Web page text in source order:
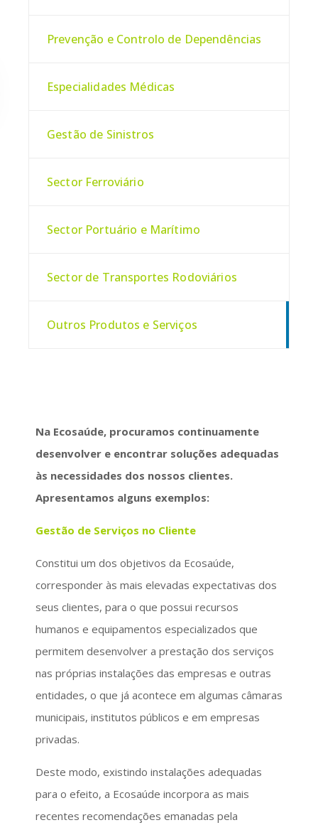
Prevenção e Controlo de Dependências
Especialidades Médicas
Gestão de Sinistros
Sector Ferroviário
Sector Portuário e Marítimo
Sector de Transportes Rodoviários
Outros Produtos e Serviços
Na Ecosaúde, procuramos continuamente
desenvolver e encontrar soluções adequadas
às necessidades dos nossos clientes.
Apresentamos alguns exemplos:
Gestão de Serviços no Cliente
Constitui um dos objetivos da Ecosaúde,
corresponder às mais elevadas expectativas dos
seus clientes, para o que possui recursos
humanos e equipamentos especializados que
permitem desenvolver a prestação dos serviços
nas próprias instalações das empresas e outras
entidades, o que já acontece em algumas câmaras
municipais, institutos públicos e em empresas
privadas.
Deste modo, existindo instalações adequadas
para o efeito, a Ecosaúde incorpora as mais
recentes recomendações emanadas pela